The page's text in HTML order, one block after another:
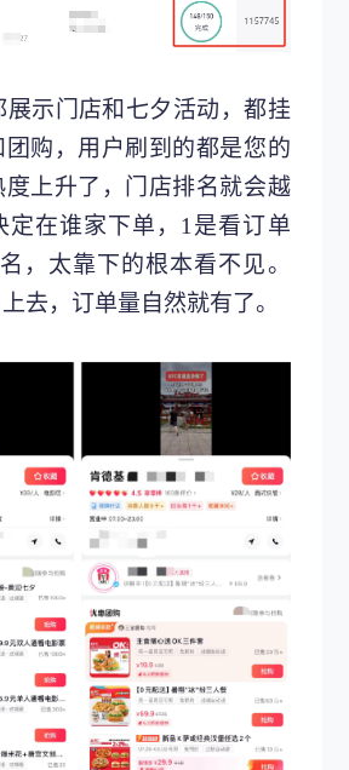
展示门店和七夕活动，都挂
购，用户刷到的都是您的
上升了，门店排名就会越
定在谁家下单，1是看订单
，太靠下的根本看不见。
去，订单量自然就有了。